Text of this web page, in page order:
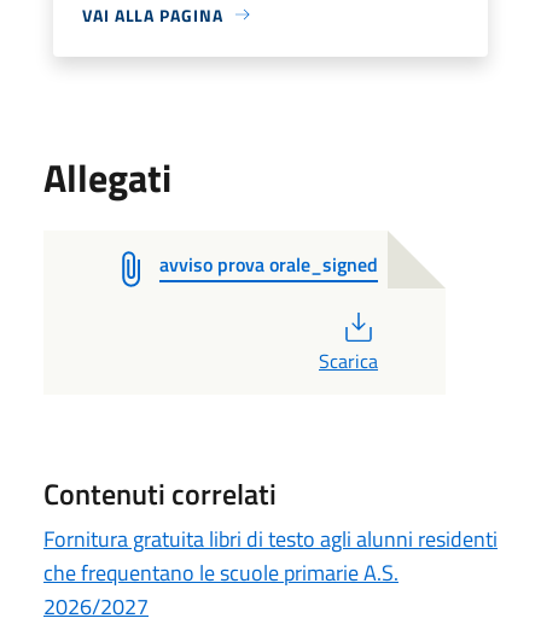
VAI ALLA PAGINA
Allegati
avviso prova orale_signed
Scarica
Contenuti correlati
Fornitura gratuita libri di testo agli alunni residenti
che frequentano le scuole primarie A.S.
2026/2027